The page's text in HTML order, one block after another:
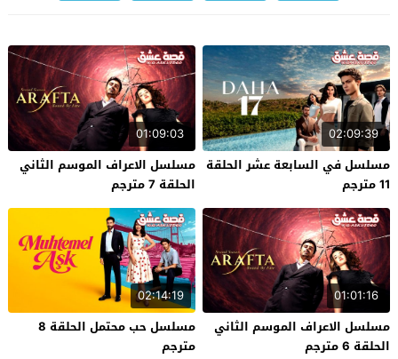
02:09:39
مسلسل في السابعة عشر الحلقة
11 مترجم
01:09:03
مسلسل الاعراف الموسم الثاني
الحلقة 7 مترجم
01:01:16
مسلسل الاعراف الموسم الثاني
الحلقة 6 مترجم
02:14:19
مسلسل حب محتمل الحلقة 8
مترجم